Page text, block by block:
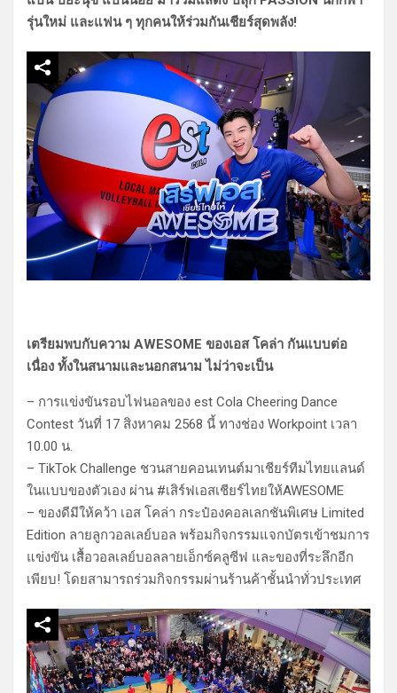
รุ่นใหม่ และแฟน ๆ ทุกคนให้ร่วมกันเชียร์สุดพลัง!
เตรียมพบกับความ AWESOME ของเอส โคล่า กันแบบต่อ
เนื่อง ทั้งในสนามและนอกสนาม ไม่ว่าจะเป็น
– การแข่งขันรอบไฟนอลของ est Cola Cheering Dance
Contest วันที่ 17 สิงหาคม 2568 นี้ ทางช่อง Workpoint เวลา
10.00 น.
– TikTok Challenge ชวนสายคอนเทนต์มาเชียร์ทีมไทยแลนด์
ในแบบของตัวเอง ผ่าน #เสิร์ฟเอสเชียร์ไทยให้AWESOME
– ของดีมีให้คว้า เอส โคล่า กระป๋องคอลเลกชันพิเศษ Limited
Edition ลายลูกวอลเลย์บอล พร้อมกิจกรรมแจกบัตรเข้าชมการ
แข่งขัน เสื้อวอลเลย์บอลลายเอ็กซ์คลูซีฟ และของที่ระลึกอีก
เพียบ! โดยสามารถร่วมกิจกรรมผ่านร้านค้าชั้นนำทั่วประเทศ